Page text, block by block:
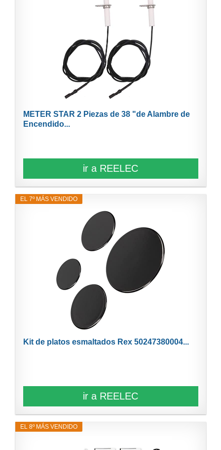
METER STAR 2 Piezas de 38 "de Alambre de
Encendido...
ir a REELEC
EL 7º MÁS VENDIDO
Kit de platos esmaltados Rex 50247380004...
ir a REELEC
EL 8º MÁS VENDIDO